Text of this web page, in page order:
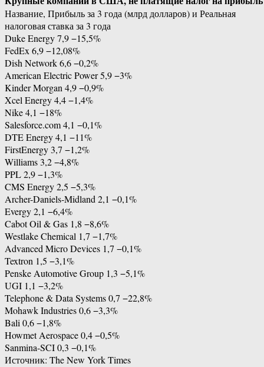
Название, Прибыль за 3 года (млрд долларов) и Реальная
налоговая ставка за 3 года
Duke Energy 7,9 −15,5%
FedEx 6,9 −12,08%
Dish Network 6,6 −0,2%
American Electric Power 5,9 −3%
Kinder Morgan 4,9 −0,9%
Xcel Energy 4,4 −1,4%
Nike 4,1 −18%
Salesforce.com 4,1 −0,1%
DTE Energy 4,1 −11%
FirstEnergy 3,7 −1,2%
Williams 3,2 −4,8%
PPL 2,9 −1,3%
CMS Energy 2,5 −5,3%
Archer-Daniels-Midland 2,1 −0,1%
Evergy 2,1 −6,4%
Cabot Oil & Gas 1,8 −8,6%
Westlake Chemical 1,7 −1,7%
Advanced Micro Devices 1,7 −0,1%
Textron 1,5 −3,1%
Penske Automotive Group 1,3 −5,1%
UGI 1,1 −3,2%
Telephone & Data Systems 0,7 −22,8%
Mohawk Industries 0,6 −3,3%
Bali 0,6 −1,8%
Howmet Aerospace 0,4 −0,5%
Sanmina-SCI 0,3 −0,1%
Источник: The New York Times